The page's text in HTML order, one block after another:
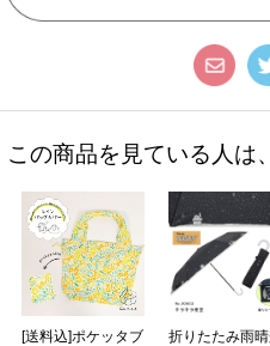
この商品を見ている人は
[送料込]ポケッタブ
折りたたみ雨